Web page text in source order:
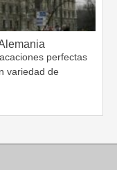
perfectas
variedad de